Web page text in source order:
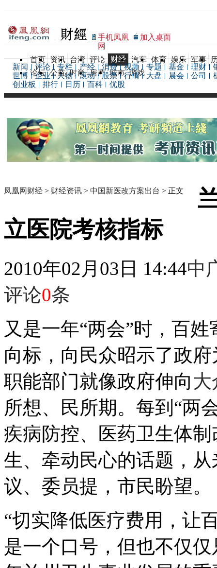
手机凤凰
网
加入桌面
首页 资讯 台湾 评论 财经 汽车 体育 娱乐 军事
论坛 公益 时尚 房产 城市 游戏
新闻 评论 专栏 产经 消费 视频 专题 基金 理财
世博
企业 人物 滚动 股票 行情 大盘 晨会 公司
创业板
排行 日历 百科 优股
凤凰网财经 > 财经资讯 > 中国新医改方案出台 > 正文
立医院考核指标
2010年02月03日 14:44中
评论0条
又是一年“两会”时，百
向标，向民众昭示了政
职能部门就像政府伸向大
所想、民所期。每到“两
疾病防控、医药卫生体
生、牵动民心的话题，
议、委员提，市民盼望。
“切实降低医疗费用，让
是一个口号，但也不仅